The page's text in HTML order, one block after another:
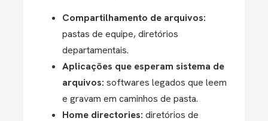
Compartilhamento de arquivos:
pastas de equipe, diretórios
departamentais.
Aplicações que esperam sistema de
arquivos: softwares legados que leem
e gravam em caminhos de pasta.
Home directories: diretórios de